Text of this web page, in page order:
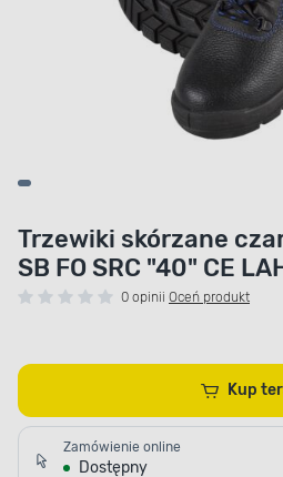
Trzewiki skórzane
SB FO SRC "40" CE
0 opinii Oceń produkt
Kup
Zamówienie online
Dostępny